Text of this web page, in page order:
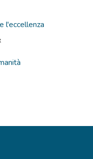
l'eccellenza